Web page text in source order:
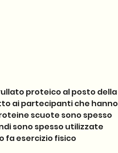
ai partecipanti che hanno
scuote sono spesso
sono spesso utilizzate
fa esercizio fisico